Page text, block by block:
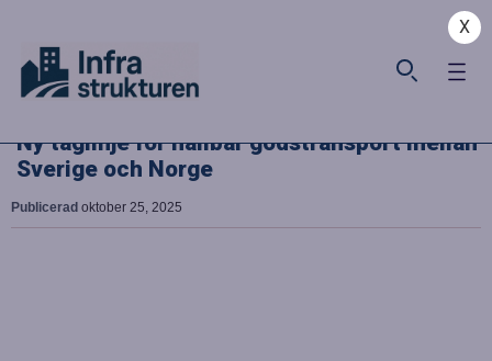
X
Ny tåglinje för hållbar godstransport mellan
Sverige och Norge
Publicerad oktober 25, 2025